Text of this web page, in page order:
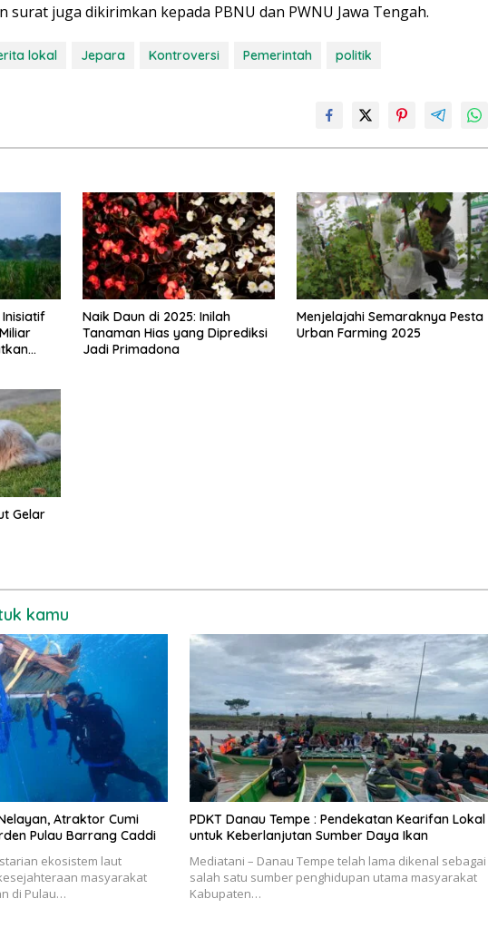
surat juga dikirimkan kepada PBNU dan PWNU Jawa Tengah.
lokal Jepara Kontroversi Pemerintah politik
Naik Daun di 2025: Inilah
Tanaman Hias yang Diprediksi
Jadi Primadona
Menjelajahi Semaraknya Pesta
Urban Farming 2025
Gelar
kamu
Atraktor Cumi
Pulau Barrang Caddi
ekosistem laut
masyarakat
di Pulau…
PDKT Danau Tempe : Pendekatan Kearifan Lokal
untuk Keberlanjutan Sumber Daya Ikan
Mediatani – Danau Tempe telah lama dikenal sebagai
salah satu sumber penghidupan utama masyarakat
Kabupaten…